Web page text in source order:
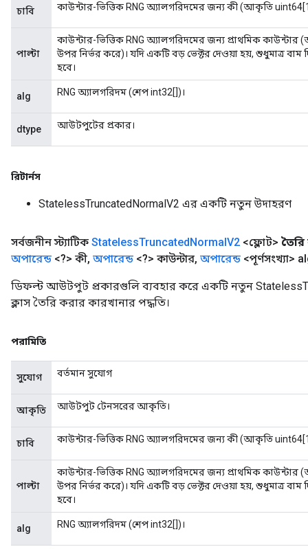
চাবি কাউন্টার-ভিত্তিক RNG অ্যালগরিদমের জন্য কী (আকৃতি
পাল্টা
কাউন্টার-ভিত্তিক RNG অ্যালগরিদমের জন্য প্রাথমিক
উপর নির্ভর করে)। যদি একটি বড় ভেক্টর দেওয়া হয়, শুধুমাত্র
হবে।
alg RNG অ্যালগরিদম (শেপ int32[])।
dtype আউটপুটের প্রকার।
রিটার্নস
StatelessTruncatedNormalV2 এর একটি নতুন উদাহরণ
সর্বজনীন স্ট্যাটিক StatelessTruncatedNormalV2 <ফ্লোট>
অপারেন্ড <?> কী, অপারেন্ড <?> কাউন্টার, অপারেন্ড <পূর্ণসংখ্যা>
ডিফল্ট আউটপুট প্রকারগুলি ব্যবহার করে একটি নতুন
ক্লাস তৈরি করার কারখানার পদ্ধতি।
পরামিতি
সুযোগ বর্তমান সুযোগ
আকৃতি আউটপুট টেনসরের আকৃতি।
চাবি কাউন্টার-ভিত্তিক RNG অ্যালগরিদমের জন্য কী (আকৃতি
পাল্টা
কাউন্টার-ভিত্তিক RNG অ্যালগরিদমের জন্য প্রাথমিক
উপর নির্ভর করে)। যদি একটি বড় ভেক্টর দেওয়া হয়, শুধুমাত্র
হবে।
alg RNG অ্যালগরিদম (শেপ int32[])।